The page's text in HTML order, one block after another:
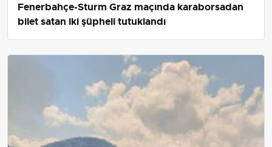
Fenerbahçe-Sturm Graz maçında karaborsadan
bilet satan iki şüpheli tutuklandı